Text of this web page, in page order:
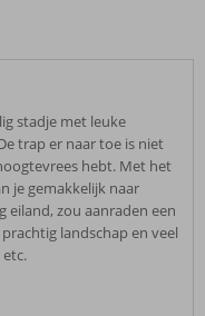
stadje met leuke
trap er naar toe is niet
hebt. Met het
je gemakkelijk naar
eiland, zou aanraden een
landschap en veel